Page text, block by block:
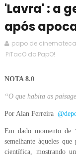
'Lavra' : a
após
papo de cinemateca
PiTacO do PapO!
NOTA 8.0
“O que habita as
Por Alan Ferreira
Em dado momento de
semelhante àqueles
científica, mostrando